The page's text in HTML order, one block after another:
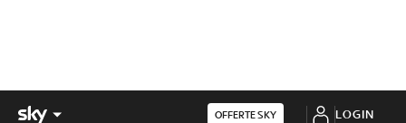
OFFERTE SKY LOGIN